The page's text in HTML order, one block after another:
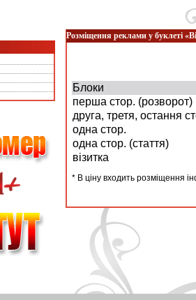
Розміщення реклами у буклеті
Блоки
перша стор. (розворот)
друга, третя, остання
одна стор.
одна стор. (стаття)
візитка
* В ціну входить розміщення